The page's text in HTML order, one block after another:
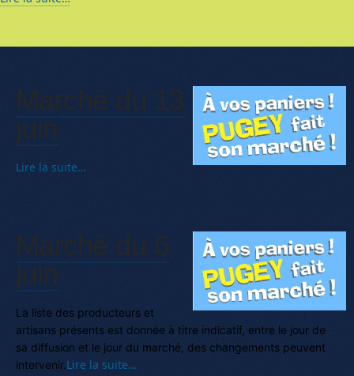
Marché du 13
juin
Lire la suite…
Marché du 6
juin
La liste des producteurs et
artisans présents est donnée à titre indicatif, entre le jour de
sa diffusion et le jour du marché, des changements peuvent
intervenir.Lire la suite…